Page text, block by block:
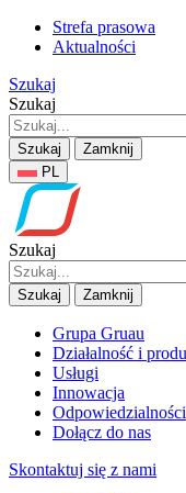
Strefa prasowa
Aktualności
Szukaj
Szukaj
Szukaj
Zamknij
PL
Szukaj
Szukaj Zamknij
Grupa Gruau
Działalność i
Usługi
Innowacja
Odpowiedzialności
Dołącz do nas
Skontaktuj się z nami